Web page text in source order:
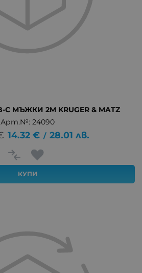
C МЪЖКИ 2M KRUGER & MATZ
Арт.№: 24090
14.32 € / 28.01 лв.
КУПИ